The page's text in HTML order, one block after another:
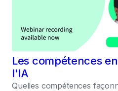
Les compétences
l'IA
Quelles compétences